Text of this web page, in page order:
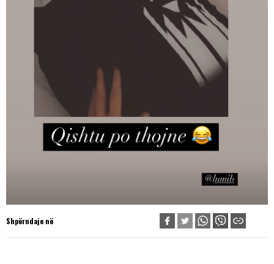
Shpërndaje në